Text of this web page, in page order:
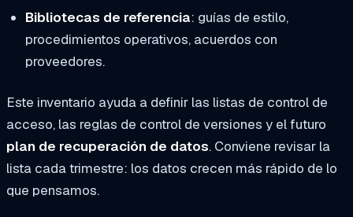
Bibliotecas de referencia: guías de estilo,
procedimientos operativos, acuerdos con
proveedores.
Este inventario ayuda a definir las listas de control de
acceso, las reglas de control de versiones y el futuro
plan de recuperación de datos. Conviene revisar la
lista cada trimestre: los datos crecen más rápido de lo
que pensamos.